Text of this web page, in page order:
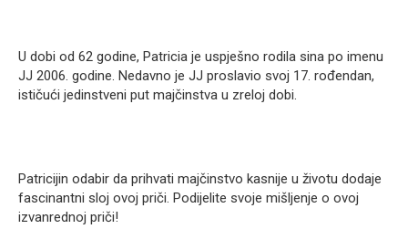
U dobi od 62 godine, Patricia je uspješno rodila sina po imenu
JJ 2006. godine. Nedavno je JJ proslavio svoj 17. rođendan,
ističući jedinstveni put majčinstva u zreloj dobi.
Patricijin odabir da prihvati majčinstvo kasnije u životu dodaje
fascinantni sloj ovoj priči. Podijelite svoje mišljenje o ovoj
izvanrednoj priči!